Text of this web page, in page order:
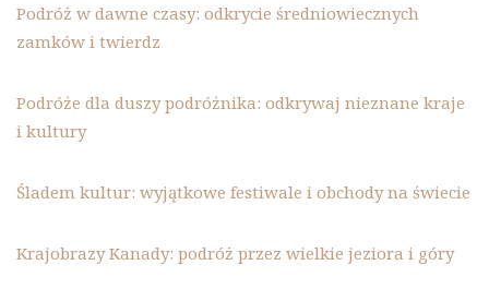
Podróż w dawne czasy: odkrycie średniowiecznych
zamków i twierdz
Podróże dla duszy podróżnika: odkrywaj nieznane kraje
i kultury
Śladem kultur: wyjątkowe festiwale i obchody na świecie
Krajobrazy Kanady: podróż przez wielkie jeziora i góry